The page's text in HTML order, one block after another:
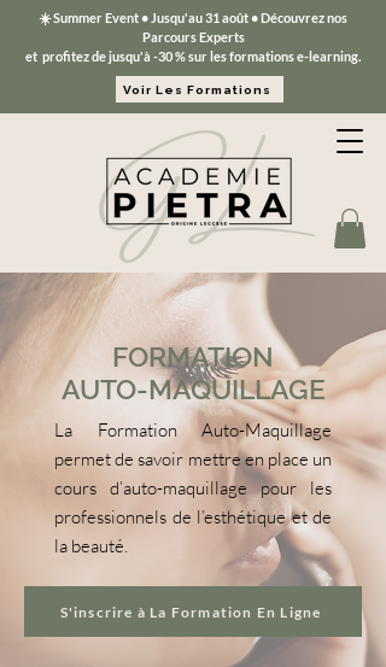
☀️ Summer Event • Jusqu'au 31 août • Découvrez nos
Parcours Experts
et profitez de jusqu'à -30 % sur les formations e-learning.
Voir Les Formations
FORMATION
AUTO-MAQUILLAGE
La Formation Auto-Maquillage
permet de savoir mettre en place un
cours d’auto-maquillage pour les
professionnels de l’esthétique et de
la beauté.
S'inscrire à La Formation En Ligne